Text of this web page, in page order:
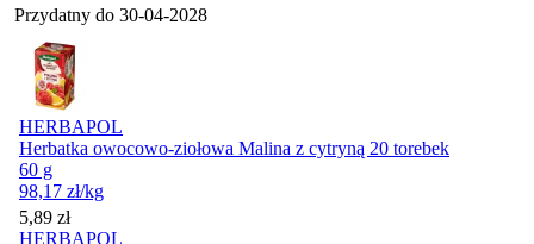
Przydatny do 30-04-2028
HERBAPOL
Herbatka owocowo-ziołowa Malina z cytryną 20 torebek
60 g
98,17 zł/kg
Cena
5,89 zł
HERBAPOL